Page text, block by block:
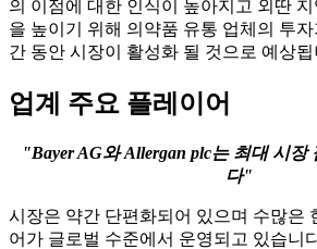
의 이점에 대한 인식이 높아지고 외딴
을 높이기 위해 의약품 유통 업체의 투자
간 동안 시장이 활성화 될 것으로 예상됩
업계 주요 플레이어
"Bayer AG와 Allergan plc는 최대 시장
다"
시장은 약간 단편화되어 있으며 수많은
어가 글로벌 수준에서 운영되고 있습니